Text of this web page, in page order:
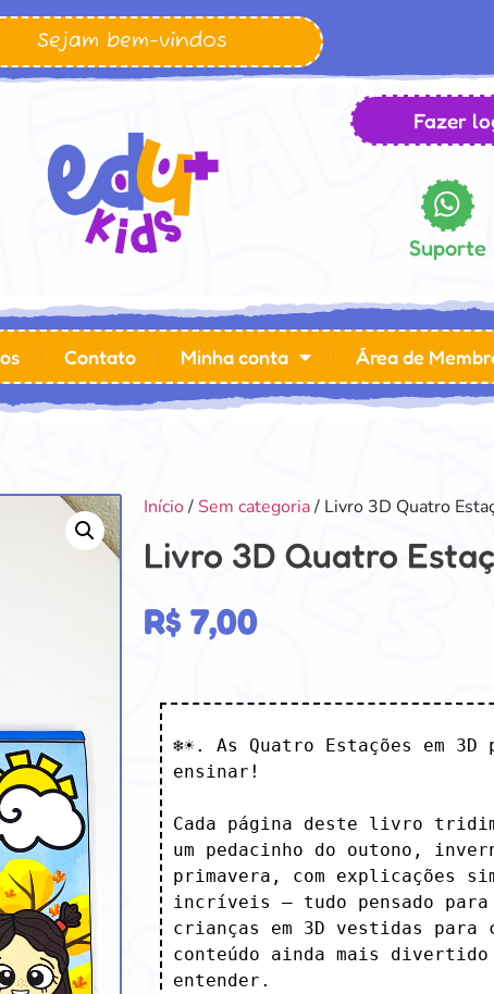
Sejam bem-vindos
Fazer
Suporte
Contato Minha conta Área de
Início/ Sem categoria/ Livro 3D Quatro
Livro 3D Quatro
R$ 7,00
❄️☀️. As Quatro Estações em 3D
ensinar!
Cada página deste livro
um pedacinho do outono,
primavera, com explicações
incríveis — tudo pensado para
crianças em 3D vestidas para
conteúdo ainda mais
entender.